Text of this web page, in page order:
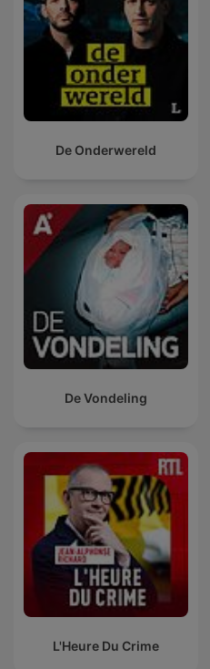
De Onderwereld
De Vondeling
L'Heure Du Crime